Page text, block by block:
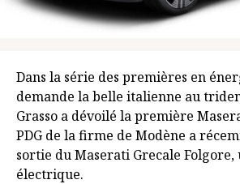
Dans la série des premières en
demande la belle italienne au
Grasso a dévoilé la première
PDG de la firme de Modène a
sortie du Maserati Grecale Folgore,
électrique.